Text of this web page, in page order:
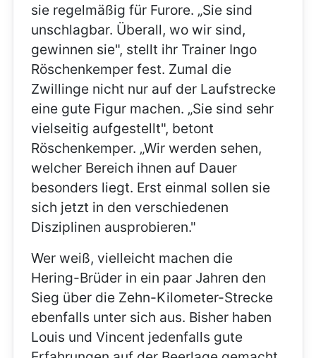
sie regelmäßig für Furore. „Sie sind
unschlagbar. Überall, wo wir sind,
gewinnen sie", stellt ihr Trainer Ingo
Röschenkemper fest. Zumal die
Zwillinge nicht nur auf der Laufstrecke
eine gute Figur machen. „Sie sind sehr
vielseitig aufgestellt", betont
Röschenkemper. „Wir werden sehen,
welcher Bereich ihnen auf Dauer
besonders liegt. Erst einmal sollen sie
sich jetzt in den verschiedenen
Disziplinen ausprobieren."
Wer weiß, vielleicht machen die
Hering-Brüder in ein paar Jahren den
Sieg über die Zehn-Kilometer-Strecke
ebenfalls unter sich aus. Bisher haben
Louis und Vincent jedenfalls gute